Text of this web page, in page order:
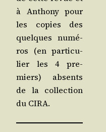
à Antho­ny pour
les copies des
quelques numé­
ros (en par­ti­cu­
lier les 4 pre­
miers) absents
de la col­lec­tion
du CIRA.